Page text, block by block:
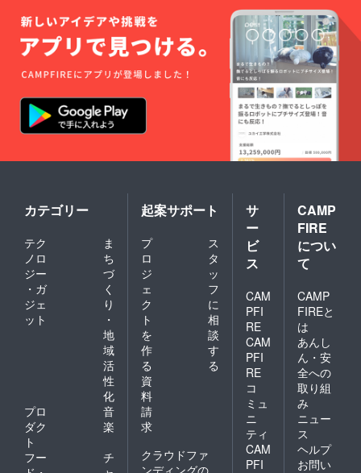
外。
不良は
無償交
換（商
品到着
後7日以
内に連
絡）。
保証期
間：購
ら6ヶ月
間。 ※
不適切
置・分
解改造
など）
は保証
対象
カテゴリー
テク
ノロ
ジー
・ガ
ジェ
ット
ま
ち
づ
く
り
・
地
域
活
性
化
プロ
ダク
ト
音
楽
フー
チ
起案サポート
プ
ロ
ジ
ェ
ク
ト
を
作
る
ス
タ
ッ
フ
に
相
談
す
る
資
料
請
求
クラウドファ
サ
ー
ビ
ス
CAM
PFI
RE
CAM
PFI
RE
コ
ミュ
ニ
ティ
CAM
PFI
CAMP
FIRE
につい
て
CAMP
FIREと
は
あんし
ん・安
全への
取り組
み
ニュー
ス
ヘルプ
お問い